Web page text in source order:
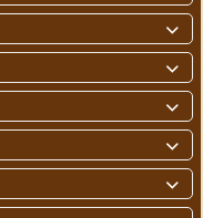




